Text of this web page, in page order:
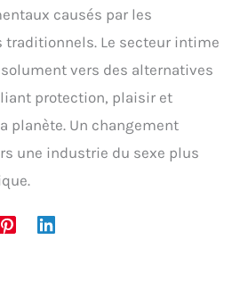
causés par les
traditionnels. Le secteur intime
vers des alternatives
protection, plaisir et
planète. Un changement
une industrie du sexe plus